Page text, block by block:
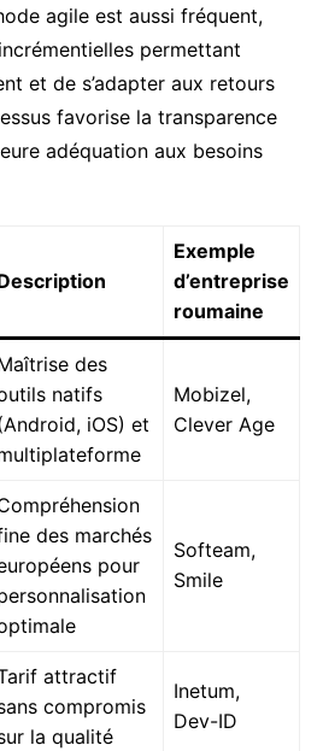
agile est aussi fréquent,
permettant
et de s’adapter aux retours
favorise la transparence
adéquation aux besoins
Exemple
d’entreprise
roumaine
des
natifs
iOS) et
Mobizel,
Clever Age
des marchés
pour
Softeam,
Smile
attractif
compromis
la qualité
Inetum,
Dev-ID